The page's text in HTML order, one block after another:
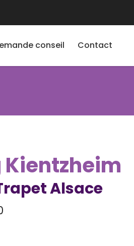
conseil Contact
Kientzheim
Alsace